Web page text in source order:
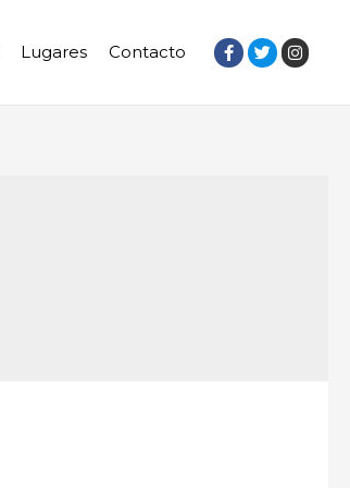
Lugares Contacto